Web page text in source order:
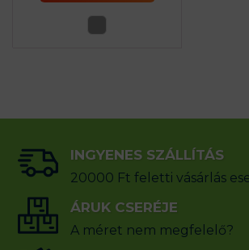
INGYENES SZÁLLÍTÁS
20000 Ft feletti vásárlás
ÁRUK CSERÉJE
A méret nem megfelelő?